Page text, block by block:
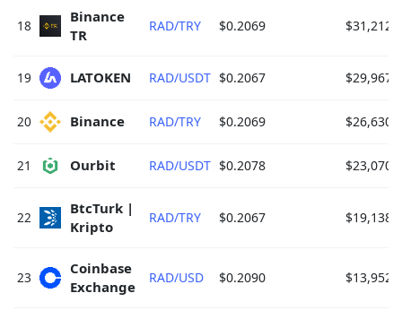
18
Binance
TR
RAD/TRY $0.2069
19 LATOKEN RAD/USDT $0.2067
20 Binance RAD/TRY $0.2069
21 Ourbit RAD/USDT $0.2078
22
BtcTurk |
Kripto
RAD/TRY $0.2067
23
Coinbase
Exchange
RAD/USD $0.2090